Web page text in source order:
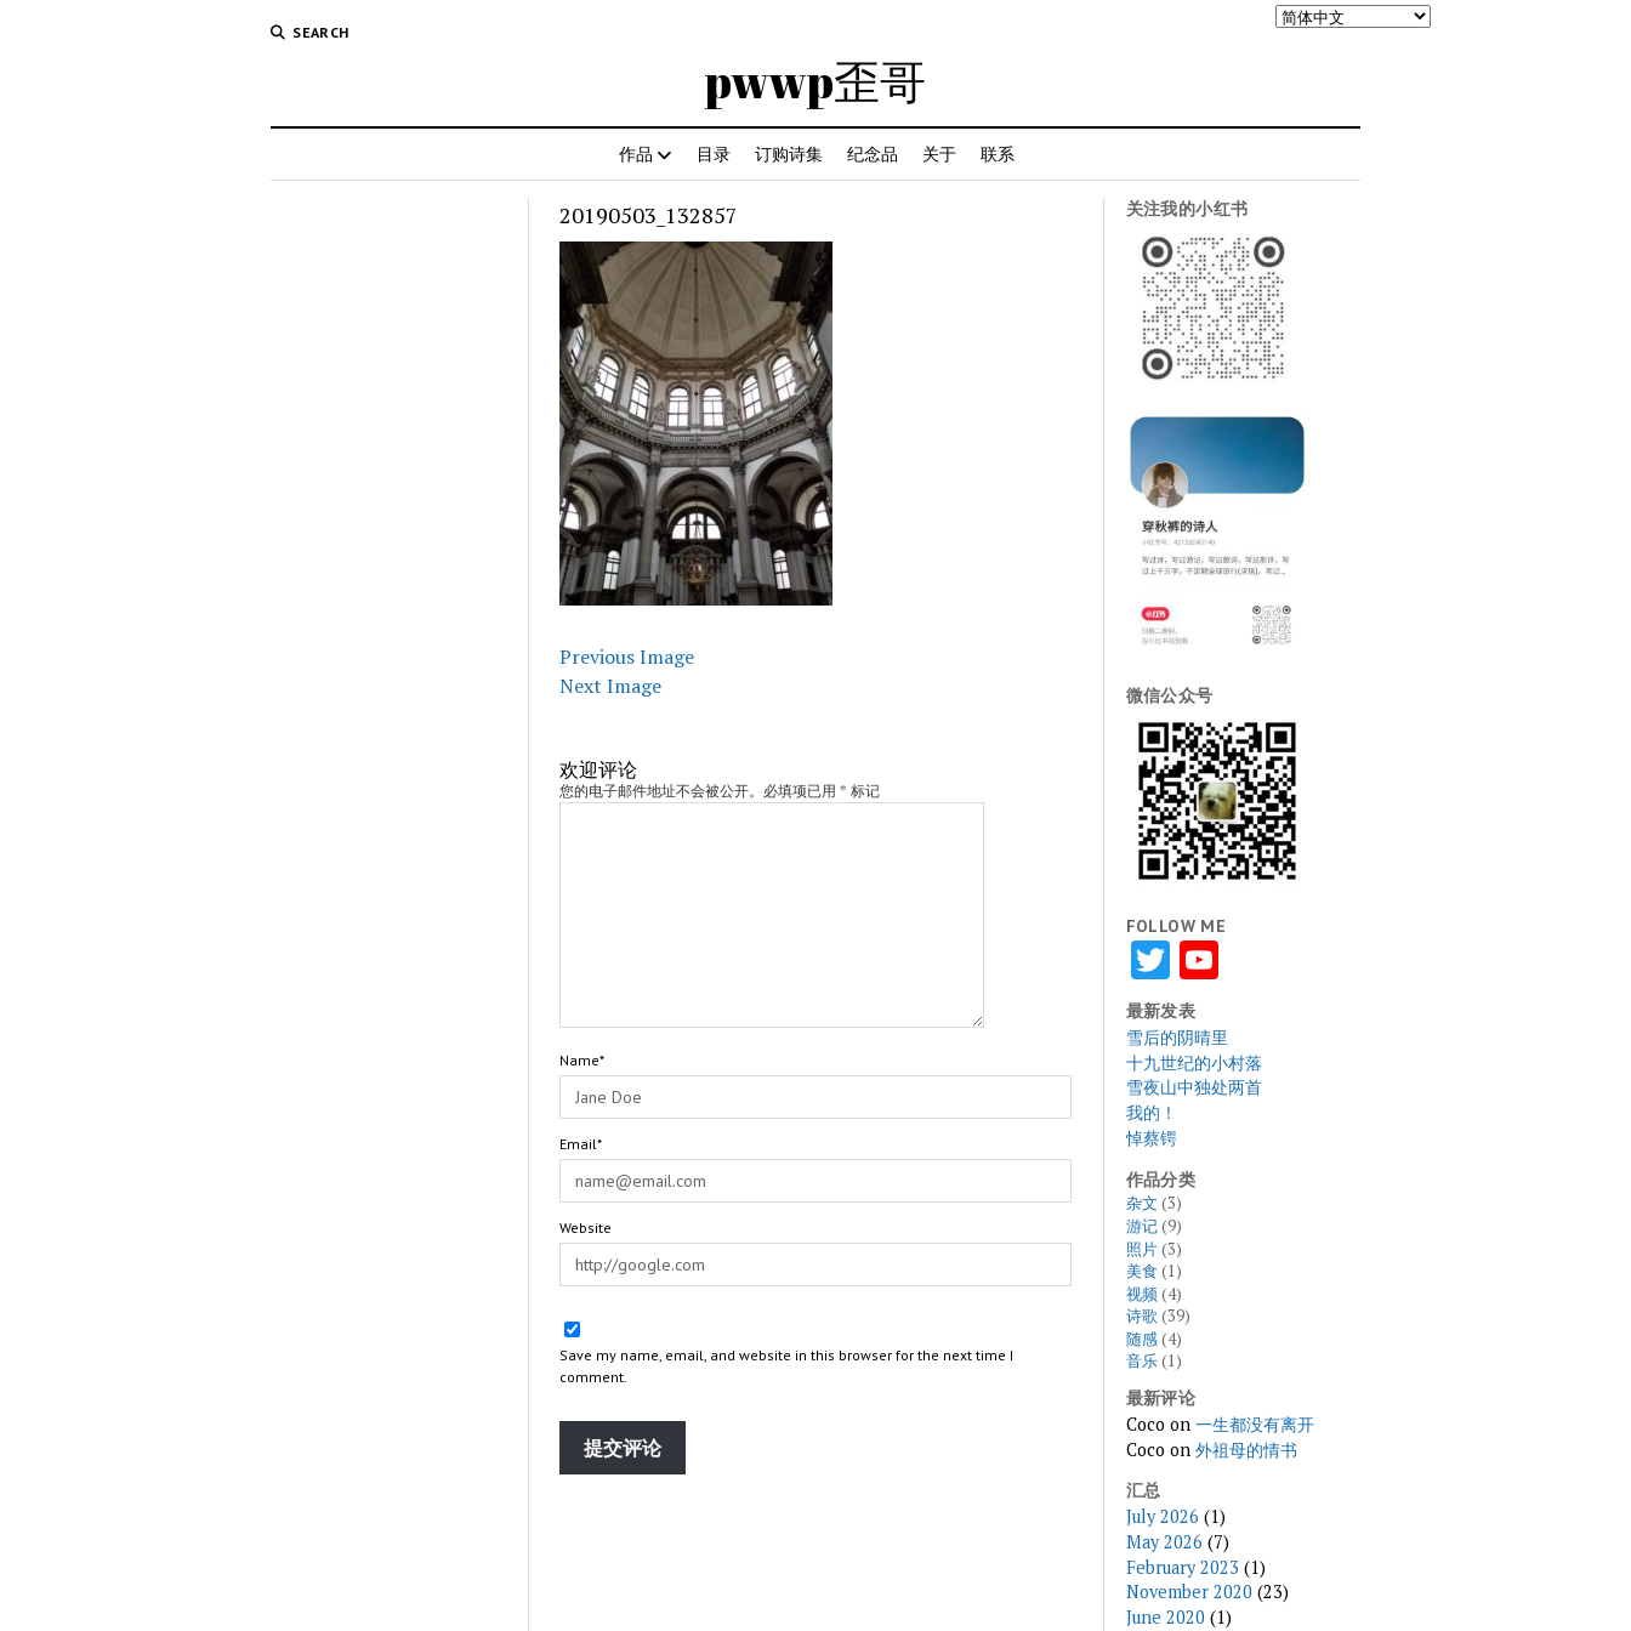
SEARCH
pwwp歪哥
作品 目录 订购诗集 纪念品 关于 联系
20190503_132857
Previous Image
Next Image
欢迎评论
您的电子邮件地址不会被公开。必填项已用 * 标记
Name*
Email*
Website
Save my name, email, and website in this browser for the next time I
comment.
关注我的小红书
微信公众号
FOLLOW ME
TwitterYouTube
最新发表
雪后的阴晴里
十九世纪的小村落
雪夜山中独处两首
我的！
悼蔡锷
作品分类
杂文 (3)
游记(9)
照片(3)
美食 (1)
视频(4)
诗歌 (39)
随感(4)
音乐(1)
最新评论
Coco on 一生都没有离开
Coco on 外祖母的情书
汇总
July 2026 (1)
May 2026 (7)
February 2023 (1)
November 2020 (23)
June 2020 (1)